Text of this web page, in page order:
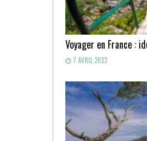
Voyager en France :
7 AVRIL 2023